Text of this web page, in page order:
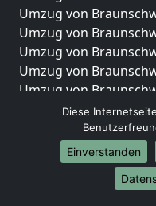
Umzug von
Umzug von
Umzug von
Umzug von
Umzug von
Umzug von
Umzug von
Umzug von
Umzug von
Umzug von
Diese
Einverstanden